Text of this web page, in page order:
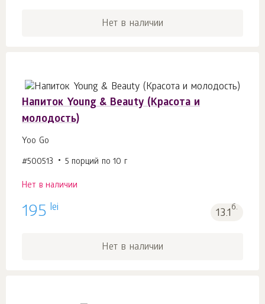
Нет в наличии
Напиток Young & Beauty (Красота и
молодость)
Yoo Gо
#500513 5 порций по 10 г
Нет в наличии
195 lei 13.1б.
Нет в наличии